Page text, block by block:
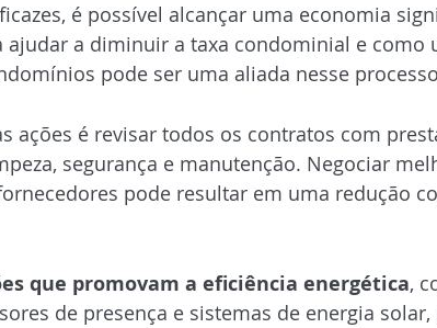
é possível alcançar uma economia
ajudar a diminuir a taxa condominial e como
pode ser uma aliada nesse
ações é revisar todos os contratos com
segurança e manutenção. Negociar
pode resultar em uma redução
que promovam a eficiência energética,
de presença e sistemas de energia